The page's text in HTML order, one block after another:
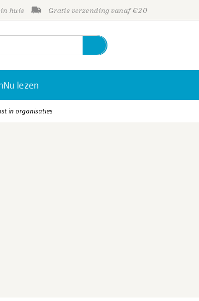
in huis Gratis verzending vanaf €20
Nu lezen
in organisaties
Personen